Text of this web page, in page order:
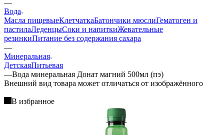
—
Вода
Масла пищевыеКлетчаткаБатончики мюслиГематоген и
пастилаЛеденцыСоки и напиткиЖевательные
резинкиПитание без содержания сахара
—
Минеральная
ДетскаяПитьевая
—Вода минеральная Донат магний 500мл (пэ)
Bнешний вид товара может отличаться от изображённого
В избранное